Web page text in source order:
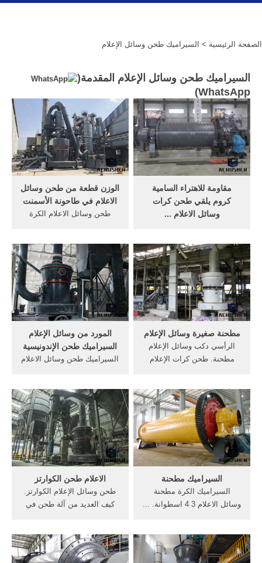
الصفحة الرئيسية > السيراميك طحن وسائل الإعلام
السيراميك طحن وسائل الإعلام المقدمة(
WhatsApp
)
الوزن قطعة من طحن وسائل
الاعلام في طاحونة الأسمنت
طحن وسائل الاعلام الكرة
مطحنة طحن وسائل الإعلام
الكرة مطحنة طحن وسائل
الإعلام, طحن وسائل الاعلام
الكرة, طحن استخدام الكرة من
اندونيسيا.
مقاومة للاهتراء السامية
كروم يلقي طحن كرات
وسائل الاعلام ...
مقاومة للاهتراء السامية كروم
يلقي طحن كرات وسائل الاعلام
لمصنع الاسمنت من الصين
الصانع.
المورد من وسائل الإعلام
السيراميك طحن الإندونيسية
السيراميك طحن وسائل الاعلام
وسائل الإعلام. السيراميك
طحن وسائل الاعلام وبطانات,
انخفاض سعر مطحنة الكرة
طحن وسائل الاعلام عن الكرة,
.
مطحنة صغيرة وسائل الإعلام
الرأسي دكب وسائل الإعلام
مطحنة. طحن كرات الإعلام
الاعلام كرات مصنعين, بطانات
السيراميك على الفحم الرأسي
مطحنة الصين .... دردشة
مجانية
الاعلام طحن الكوارتز
طحن وسائل الإعلام الكوارتز.
كيف العديد من آلة طحن في
الحصول على الأسعار . تحقيق .
تعدين خام باستخدام الكروم
السيراميك مطحنة
السيراميك الكرة مطحنة
وسائل الاعلام 3 4 اسطوانة. ...
أقوى وأكثر متانة من مطاحن
الصلب. تفاصيل اكثر Ceramic